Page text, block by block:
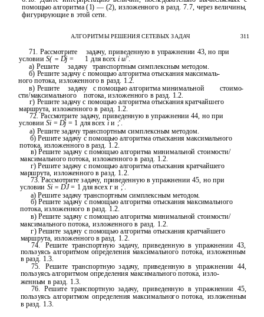
помощью алгоритма (1) — (2), изложенного в разд. 7.7, через величины,
фигурирующие в этой сети.
АЛГОРИТМЫ РЕШЕНИЯ СЕТЕВЫХ ЗАДАЧ 311
71. Рассмотрите
задачу, приведенную в упражнении 43, но при
условии S( = Dj = 1 для всех i и/'.
а) Решите
задачу
транспортным симплексным методом.
б) Решите задачу с помощью алгоритма отыскания максималь-
ного потока, изложенного в разд. 1.2.
в) Решите
задачу с помощью алгоритма минимальной
стоимо-
сти/максимального
потока, изложенного в разд. 1.2.
г) Решите задачу с помощью алгоритма отыскания кратчайшего
маршрута, изложенного в разд. 1.2.
72. Рассмотрите задачу, приведенную в упражнении 44, но при
условии Si = Dj= 1 для всех iи ;'.
а) Решите задачу транспортным симплексным методом.
б) Решите задачу с помощью алгоритма отыскания максимального
потока, изложенного в разд. 1.2.
в) Решите задачу с помощью алгоритма минимальной стоимости/
максимального потока, изложенного в разд. 1.2.
г) Решите задачу с помощью алгоритма отыскания кратчайшего
маршрута, изложенного в разд. 1.2.
73. Рассмотрите задачу, приведенную в упражнении 45, но при
условии Si = DJ= 1 для всех г и ;'.
а) Решите задачу транспортным симплексным методом.
б) Решите задачу с помощью алгоритма отыскания максимального
потока, изложенного в разд. 1.2.
в) Решите задачу с помощью алгоритма минимальной стоимости/
максимального потока, изложенного в разд. 1.2.
г) Решите задачу с помощью алгоритма отыскания кратчайшего
маршрута, изложенного в разд. 1.2.
74.
Решите транспортную задачу, приведенную в упражнении 43,
пользуясь алгоритмом определения максимального потока, изложенным
в разд. 1.3.
75.
Решите транспортную задачу, приведенную в упражнении 44,
пользуясь алгоритмом определения максимального потока, изло-
женным в разд. 1.3.
76. Решите транспортную задачу, приведенную в упражнении 45,
пользуясь алгоритмом определения максимального потока, изложенным
в разд. 1.3.